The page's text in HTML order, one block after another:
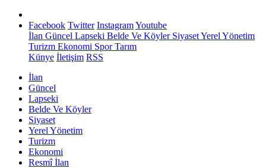
Facebook Twitter InstagramYoutube
İlan Güncel Lapseki Belde Ve KöylerSiyasetYerel Yönetim
Turizm Ekonomi SporTarım
Künye İletişim RSS
İlan
Güncel
Lapseki
Belde Ve Köyler
Siyaset
Yerel Yönetim
Turizm
Ekonomi
Resmî İlan